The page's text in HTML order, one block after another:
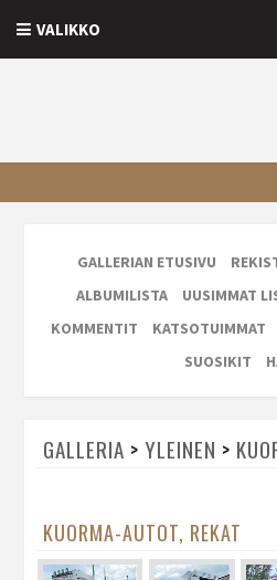
VALIKKO
GALLERIAN ETUSIVU
ALBUMILISTA
UUSIMMAT
KOMMENTIT
KATSOTUIMMAT
SUOSIKIT
GALLERIA > YLEINEN >
KUORMA-AUTOT, REKAT